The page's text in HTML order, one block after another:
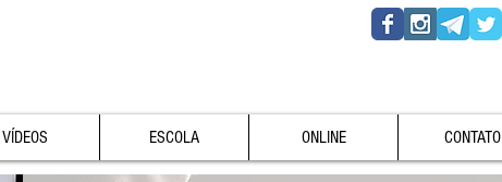
VÍDEOS ESCOLA ONLINE CONTATO